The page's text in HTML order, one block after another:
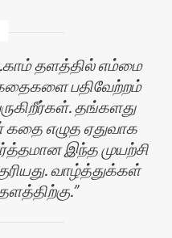
தளத்தில் எம்மை
பதிவேற்றம்
தங்களது
எழுத ஏதுவாக
இந்த முயற்சி
வாழ்த்துக்கள்